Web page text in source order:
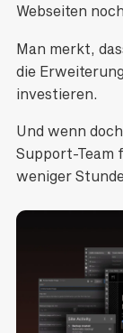
Webseiten
Man merkt,
die
investieren.
Und wenn
Support-Team
weniger